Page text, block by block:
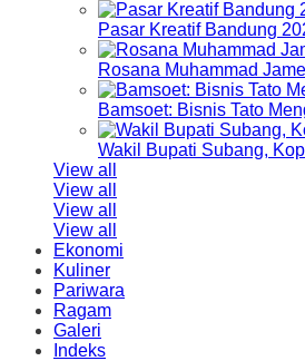
Pasar Kreatif Bandung
Rosana Muhammad
Bamsoet: Bisnis Tato
Wakil Bupati Subang,
View all
View all
View all
View all
Ekonomi
Kuliner
Pariwara
Ragam
Galeri
Indeks